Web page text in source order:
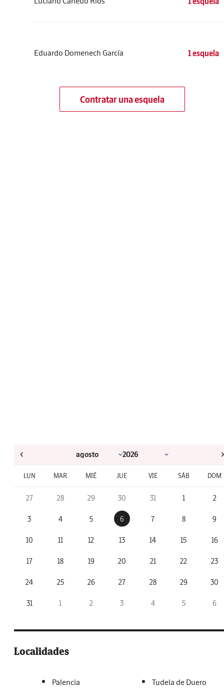
Eduardo Domenech García 1 esquela
Contratar una esquela
LUN MAR MIÉ JUE VIE SÁB DOM
27 28 29 30 31 1 2
3 4 5 6 7 8 9
10 11 12 13 14 15 16
17 18 19 20 21 22 23
24 25 26 27 28 29 30
31 1 2 3 4 5 6
Localidades
Palencia Tudela de Duero